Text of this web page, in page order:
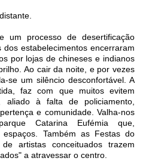
um processo de desertificação
estabelecimentos encerraram
por lojas de chineses e indianos
Ao cair da noite, e por vezes
se um silêncio desconfortável. A
faz com que muitos evitem
à falta de policiamento,
e comunidade. Valha-nos
Catarina Eufémia que,
espaços. Também as Festas do
artistas conceituados trazem
a atravessar o centro.